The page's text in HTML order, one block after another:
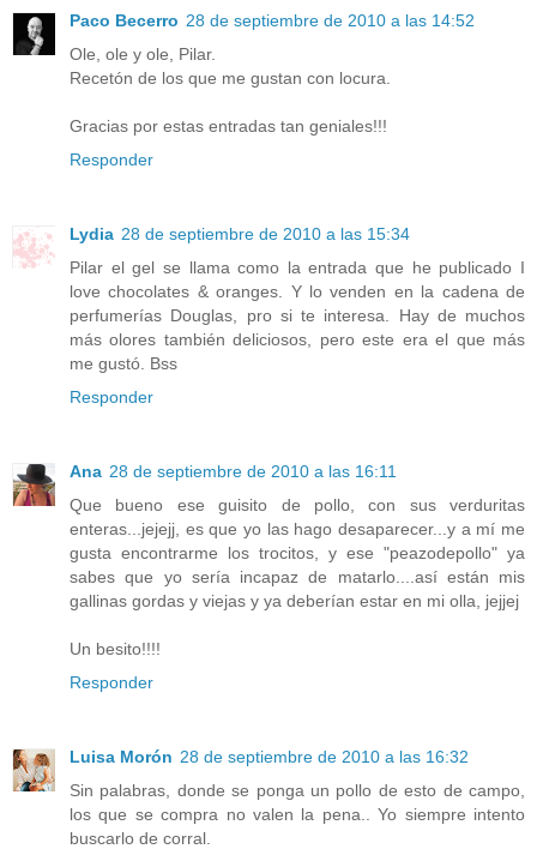
Paco Becerro 28 de septiembre de 2010 a las 14:52
Ole, ole y ole, Pilar.
Recetón de los que me gustan con locura.
Gracias por estas entradas tan geniales!!!
Responder
Lydia 28 de septiembre de 2010 a las 15:34
Pilar el gel se llama como la entrada que he publicado I
love chocolates & oranges. Y lo venden en la cadena de
perfumerías Douglas, pro si te interesa. Hay de muchos
más olores también deliciosos, pero este era el que más
me gustó. Bss
Responder
Ana 28 de septiembre de 2010 a las 16:11
Que bueno ese guisito de pollo, con sus verduritas
enteras...jejejj, es que yo las hago desaparecer...y a mí me
gusta encontrarme los trocitos, y ese "peazodepollo" ya
sabes que yo sería incapaz de matarlo....así están mis
gallinas gordas y viejas y ya deberían estar en mi olla, jejjej
Un besito!!!!
Responder
Luisa Morón 28 de septiembre de 2010 a las 16:32
Sin palabras, donde se ponga un pollo de esto de campo,
los que se compra no valen la pena.. Yo siempre intento
buscarlo de corral.